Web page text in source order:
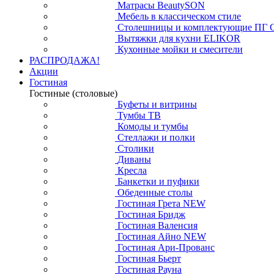
Матрасы BeautySON
Мебель в классическом стиле
Столешницы и комплектующие ПГ
Вытяжки для кухни ELIKOR
Кухонные мойки и смесители
РАСПРОДАЖА!
Акции
Гостиная
Гостиные (столовые)
Буфеты и витрины
Тумбы ТВ
Комоды и тумбы
Стеллажи и полки
Столики
Диваны
Кресла
Банкетки и пуфики
Обеденные столы
Гостиная Грета NEW
Гостиная Бридж
Гостиная Валенсия
Гостиная Айно NEW
Гостиная Ари-Прованс
Гостиная Бьерт
Гостиная Рауна